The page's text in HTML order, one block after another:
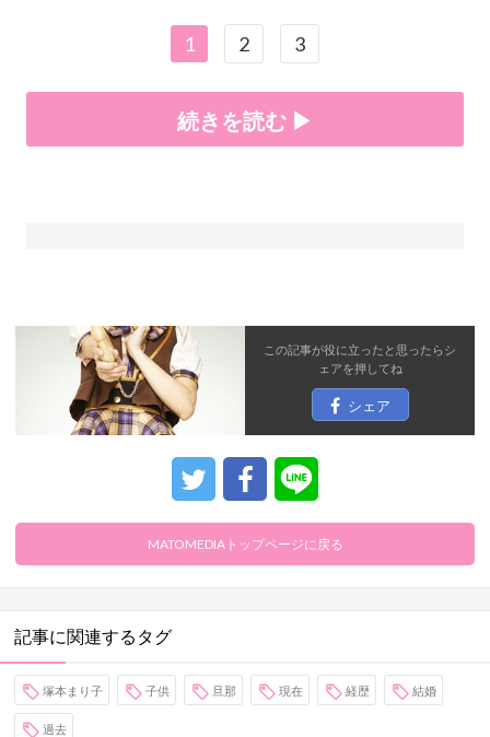
1 2 3
続きを読む ▶
この記事が役に立ったと思ったら シ
ェアを押してね
シェア
MATOMEDIAトップページに戻る
記事に関連するタグ
塚本まり子 子供 旦那 現在 経歴 結婚
過去